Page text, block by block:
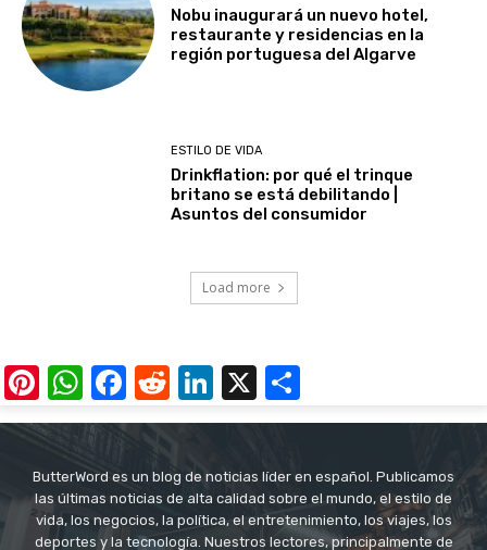
Nobu inaugurará un nuevo hotel,
restaurante y residencias en la
región portuguesa del Algarve
ESTILO DE VIDA
Drinkflation: por qué el trinque
britano se está debilitando |
Asuntos del consumidor
Load more
Pinterest
WhatsApp
Facebook
RedditLinkedIn
X
ButterWord es un blog de noticias líder en español. Publicamos
las últimas noticias de alta calidad sobre el mundo, el estilo de
vida, los negocios, la política, el entretenimiento, los viajes, los
deportes y la tecnología. Nuestros lectores, principalmente de